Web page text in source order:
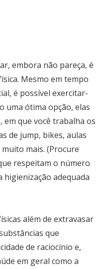
embora não pareça, é
Mesmo em tempo
é possível exercitar-
uma ótima opção, elas
em que você trabalha os
de jump, bikes, aulas
mais. (Procure
respeitam o número
higienização adequada
além de extravasar
que
de raciocínio e,
em geral como a